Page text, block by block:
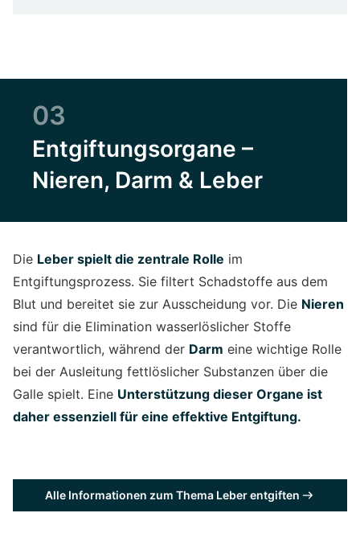
03
Entgiftungsorgane –
Nieren, Darm & Leber
Die Leber spielt die zentrale Rolle im
Entgiftungsprozess. Sie filtert Schadstoffe aus dem
Blut und bereitet sie zur Ausscheidung vor. Die Nieren
sind für die Elimination wasserlöslicher Stoffe
verantwortlich, während der Darm eine wichtige Rolle
bei der Ausleitung fettlöslicher Substanzen über die
Galle spielt. Eine Unterstützung dieser Organe ist
daher essenziell für eine effektive Entgiftung.
Alle Informationen zum Thema Leber entgiften